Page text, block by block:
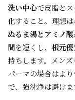
洗い中心で皮脂と
化すること。理想
ぬるま湯とアミノ酸
間を短くし、 根元
持ちします。メン
パーマの場合はよ
で、強洗浄は避けま